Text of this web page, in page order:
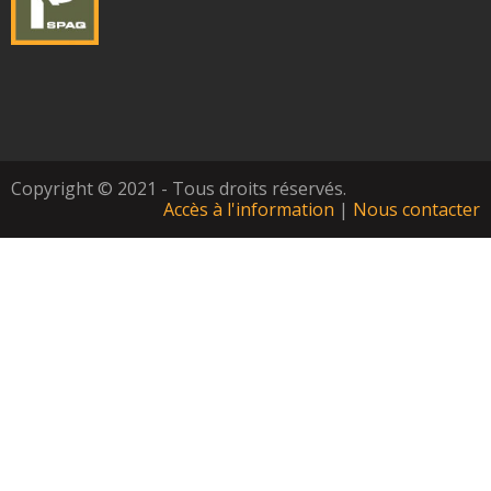
Copyright © 2021 - Tous droits réservés.
Accès à l'information | Nous contacter